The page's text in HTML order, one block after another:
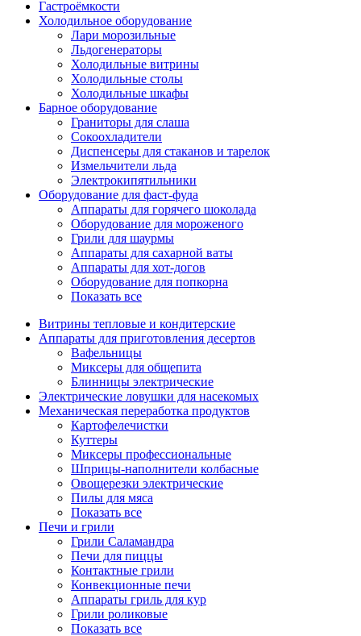
Гастроёмкости
Холодильное оборудование
Лари морозильные
Льдогенераторы
Холодильные витрины
Холодильные столы
Холодильные шкафы
Барное оборудование
Граниторы для слаша
Сокоохладители
Диспенсеры для стаканов и тарелок
Измельчители льда
Электрокипятильники
Оборудование для фаст-фуда
Аппараты для горячего шоколада
Оборудование для мороженого
Грили для шаурмы
Аппараты для сахарной ваты
Аппараты для хот-догов
Оборудование для попкорна
Показать все
Витрины тепловые и кондитерские
Аппараты для приготовления десертов
Вафельницы
Миксеры для общепита
Блинницы электрические
Электрические ловушки для насекомых
Механическая переработка продуктов
Картофелечистки
Куттеры
Миксеры профессиональные
Шприцы-наполнители колбасные
Овощерезки электрические
Пилы для мяса
Показать все
Печи и грили
Грили Саламандра
Печи для пиццы
Контактные грили
Конвекционные печи
Аппараты гриль для кур
Грили роликовые
Показать все